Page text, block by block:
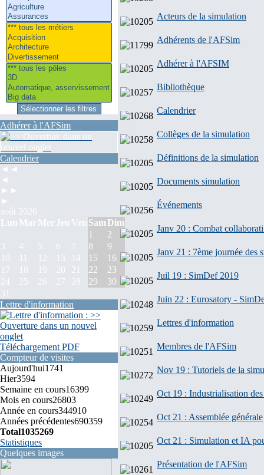
Adhérer à l'AFSim
Calendrier
◄◄
◄
►►
►
août 2026
Lun Mar Mer Jeu Ven Sam Dim
1
2
3
4 5 6 7 8
9
10
11 12 13 14 15
16
17
18 19 20 21 22
23
24
25 26 27 28 29
30
31
Lettre d'information
Téléchargement PDF
Compteur de visites
Aujourd'hui1741
Hier3594
Semaine en cours16399
Mois en cours26803
Année en cours344910
Années précédentes690359
Total1035269
Statistiques
Quelques images
Acteurs de la simulation
Adhérents de l'AFSim
Adhérer à l'AFSIM
Bibliothèque
Calendrier
Collèges de la simulation
Définitions de la simulation
Documents simulation
Événements
Janv 20 : Combat
Janv 21 : 7ème journée des
Juil 19 : SimDef 2019
Juin 22 : Eurosatory -
Lettres d'information
Membres de l'AFSim
Nov 19 : Tutoriels de la
Oct 19 : Industrialisation
Oct 21 : Assemblée générale
Oct 21 : Simulation et IA
Présentation de l'AFSim